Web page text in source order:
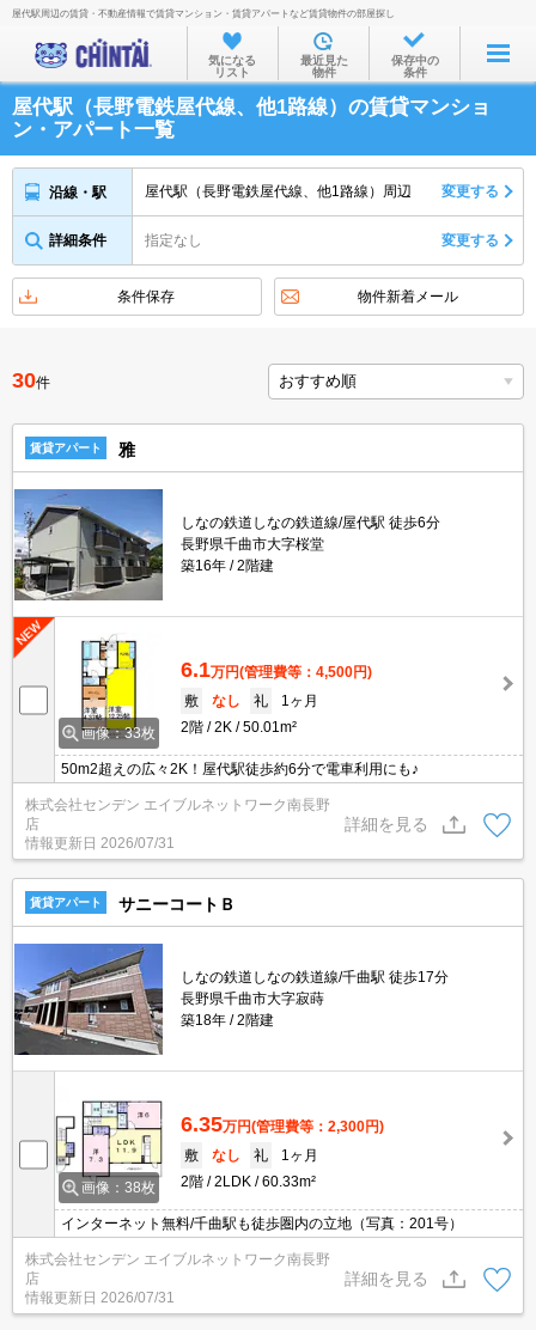
お部屋を探す
沿線・駅から
住所から
家賃相場から
不動産会社から
屋代駅周辺の賃貸・不動産情報で賃貸マンション・賃貸アパートなど賃貸物件の部屋探し
気になる
リスト
最近見た
物件
保存中の
条件
屋代駅（長野電鉄屋代線、他1路線）の賃貸マンショ
ン・アパート一覧
沿線・駅 屋代駅（長野電鉄屋代線、他1路線）周辺 変更する
詳細条件 指定なし 変更する
条件保存 物件新着メール
30件
賃貸アパート 雅
しなの鉄道しなの鉄道線/屋代駅 徒歩6分
長野県千曲市大字桜堂
築16年
2階建
画像：33枚
6.1万円(管理費等：4,500円)
敷
なし 礼
1ヶ月
2階
2K 50.01m²
50m2超えの広々2K！屋代駅徒歩約6分で電車利用にも♪
株式会社センデン エイブルネットワーク南長野
店
情報更新日 2026/07/31
詳細を見る
賃貸アパート サニーコートＢ
しなの鉄道しなの鉄道線/千曲駅 徒歩17分
長野県千曲市大字寂蒔
築18年
2階建
画像：38枚
6.35万円(管理費等：2,300円)
敷
なし 礼
1ヶ月
2階
2LDK 60.33m²
インターネット無料/千曲駅も徒歩圏内の立地（写真：201号）
株式会社センデン エイブルネットワーク南長野
店
情報更新日 2026/07/31
詳細を見る